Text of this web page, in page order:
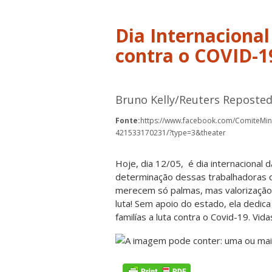
Dia
contra o COVID-
Bruno Kelly/Reuters
Fonte:https://www.facebook.com/
421533170231/?type=3&theater
Hoje, dia 12/05, é dia internacional
determinação dessas trabalhadoras
merecem só palmas, mas
luta! Sem apoio do estado, ela
familías a luta contra o Covid-19.